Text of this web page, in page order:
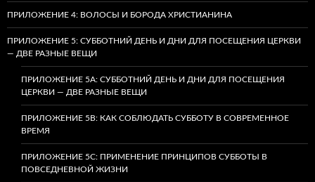
ПРИЛОЖЕНИЕ 4: ВОЛОСЫ И БОРОДА ХРИСТИАНИНА
ПРИЛОЖЕНИЕ 5: СУББОТНИЙ ДЕНЬ И ДНИ ДЛЯ ПОСЕЩЕНИЯ ЦЕРКВИ
— ДВЕ РАЗНЫЕ ВЕЩИ
ПРИЛОЖЕНИЕ 5A: СУББОТНИЙ ДЕНЬ И ДНИ ДЛЯ ПОСЕЩЕНИЯ
ЦЕРКВИ — ДВЕ РАЗНЫЕ ВЕЩИ
ПРИЛОЖЕНИЕ 5B: КАК СОБЛЮДАТЬ СУББОТУ В СОВРЕМЕННОЕ
ВРЕМЯ
ПРИЛОЖЕНИЕ 5C: ПРИМЕНЕНИЕ ПРИНЦИПОВ СУББОТЫ В
ПОВСЕДНЕВНОЙ ЖИЗНИ